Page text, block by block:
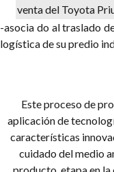
venta del Toyota
-asocia do al traslado
logística de su predio
Este proceso de
aplicación de
características
cuidado del medio